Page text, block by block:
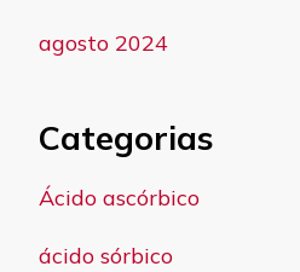
agosto 2024
Categorias
Ácido ascórbico
ácido sórbico